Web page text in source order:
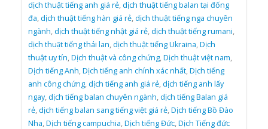
dịch thuật tiếng anh giá rẻ,dịch thuật tiếng balan tại đống
đa,dịch thuật tiếng hàn giá rẻ,dịch thuật tiếng nga chuyên
ngành,dịch thuật tiếng nhật giá rẻ,dịch thuật tiếng rumani,
dịch thuật tiếng thái lan,dịch thuật tiếng Ukraina,Dịch
thuật uy tín,Dịch thuật và công chứng,Dịch thuật việt nam,
Dịch tiếng Anh,Dịch tiếng anh chính xác nhất,Dịch tiếng
anh công chứng,dịch tiếng anh giá rẻ,dịch tiếng anh lấy
ngay,dịch tiếng balan chuyên ngành,dịch tiếng Balan giá
rẻ,dịch tiếng balan sang tiếng việt giá rẻ,Dịch tiếng Bồ Đào
Nha,Dịch tiếng campuchia,Dịch tiếng Đức,Dịch Tiếng đức